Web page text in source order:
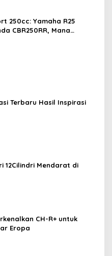
250cc: Yamaha R25
CBR250RR, Mana
Terbaru Hasil Inspirasi
12Cilindri Mendarat di
CH-R+ untuk
Eropa